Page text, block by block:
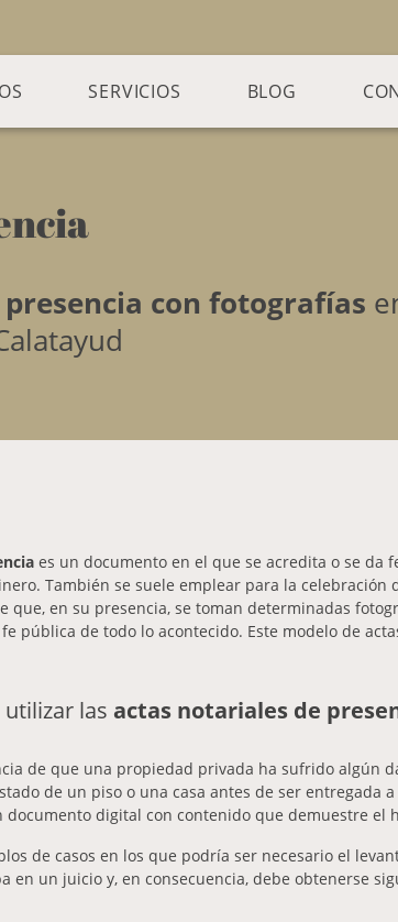
SERVICIOS BLOG
con fotografías
es un documento en el que se acredita o se da
También se suele emplear para la
que, en su presencia, se toman determinadas
pública de todo lo acontecido. Este modelo de
las actas notariales de
de que una propiedad privada ha sufrido algún
de un piso o una casa antes de ser entregada
documento digital con contenido que demuestre el
de casos en los que podría ser necesario el
en un juicio y, en consecuencia, debe obtenerse